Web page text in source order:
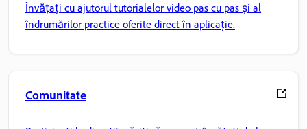
Învățați cu ajutorul tutorialelor video pas cu pas și al
îndrumărilor practice oferite direct în aplicație.
Comunitate